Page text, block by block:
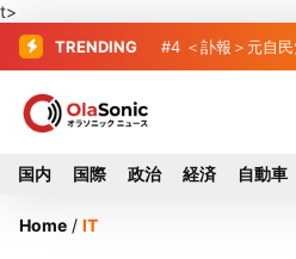
t>
TRENDING #4 ＜訃報＞元自
国内 国際 政治 経済 自動車
Home / IT